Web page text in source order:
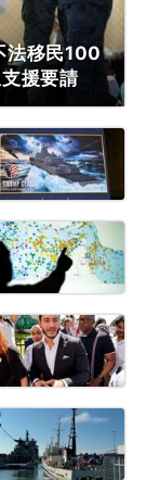
法移民100
援要請